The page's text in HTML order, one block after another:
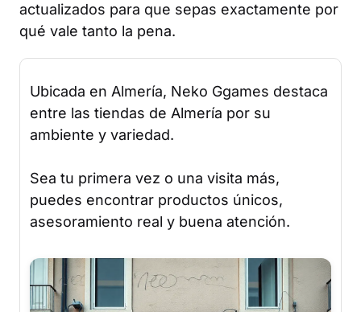
actualizados para que sepas exactamente por
qué vale tanto la pena.
Ubicada en Almería, Neko Ggames destaca
entre las tiendas de Almería por su
ambiente y variedad.
Sea tu primera vez o una visita más,
puedes encontrar productos únicos,
asesoramiento real y buena atención.